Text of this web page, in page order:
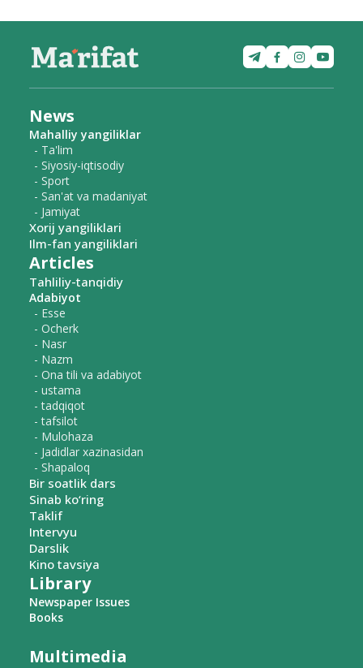
News
Mahalliy yangiliklar
- Ta'lim
- Siyosiy-iqtisodiy
- Sport
- San'at va madaniyat
- Jamiyat
Xorij yangiliklari
Ilm-fan yangiliklari
Articles
Tahliliy-tanqidiy
Adabiyot
- Esse
- Ocherk
- Nasr
- Nazm
- Ona tili va adabiyot
- ustama
- tadqiqot
- tafsilot
- Mulohaza
- Jadidlar xazinasidan
- Shapaloq
Bir soatlik dars
Sinab ko‘ring
Taklif
Intervyu
Darslik
Kino tavsiya
Library
Newspaper Issues
Books
Multimedia